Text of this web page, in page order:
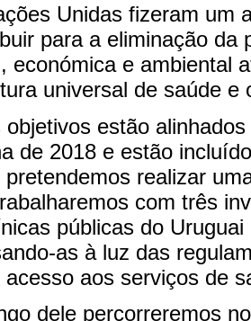
Unidas fizeram um
para a eliminação da
económica e ambiental
universal de saúde
objetivos estão
de 2018 e estão
pretendemos realizar
com três
públicas do
as à luz das
acesso aos serviços de
dele percorreremos